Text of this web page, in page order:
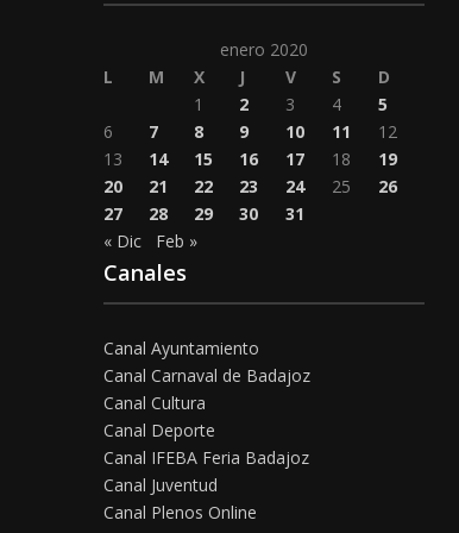
enero 2020
L
M X J V S
D
1
2 3 4
5
6
7 8 9 10 11
12
13
14 15 16 17 18
19
20
21 22 23 24 25
26
27
28 29 30
31
« Dic
Feb »
Canales
Canal Ayuntamiento
Canal Carnaval de Badajoz
Canal Cultura
Canal Deporte
Canal IFEBA Feria Badajoz
Canal Juventud
Canal Plenos Online